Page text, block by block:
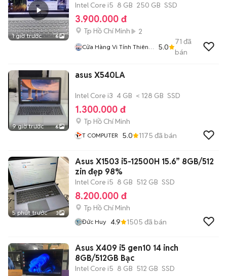
1 giờ trước 6
Intel Core i5 8 GB 250 GB SSD
3.900.000 đ
Tp Hồ Chí Minh 2
Cửa Hàng Vi Tính Thiên
5.0
71 đã
bán
9 giờ trước 6
asus X540LA
Intel Core i3 4 GB < 128 GB SSD
1.300.000 đ
Tp Hồ Chí Minh
T COMPUTER 5.0 1175 đã bán
5 phút trước 3
Asus X1503 i5-12500H 15.6” 8GB/512
zin đẹp 98%
Intel Core i5 8 GB 512 GB SSD
8.200.000 đ
Tp Hồ Chí Minh
Đức Huy 4.9 1505 đã bán
Asus X409 i5 gen10 14 inch
8GB/512GB Bạc
Intel Core i5 8 GB 512 GB SSD